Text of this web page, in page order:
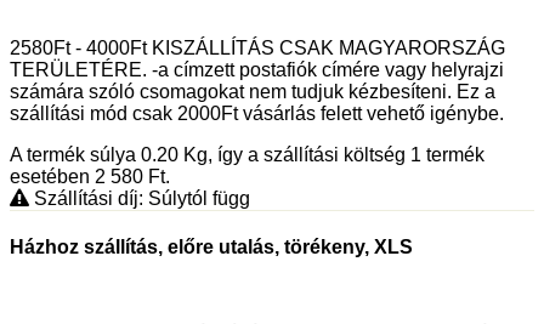
2580Ft - 4000Ft KISZÁLLÍTÁS CSAK MAGYARORSZÁG
TERÜLETÉRE. -a címzett postafiók címére vagy helyrajzi
számára szóló csomagokat nem tudjuk kézbesíteni. Ez a
szállítási mód csak 2000Ft vásárlás felett vehető igénybe.
A termék súlya 0.20 Kg, így a szállítási költség 1 termék
esetében 2 580 Ft.
Szállítási díj: Súlytól függ
Házhoz szállítás, előre utalás, törékeny, XLS